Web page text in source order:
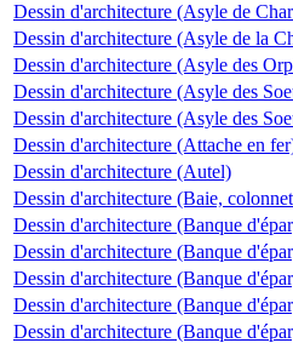
Dessin d'architecture (Asyle de
Dessin d'architecture (Asyle de la
Dessin d'architecture (Asyle des
Dessin d'architecture (Asyle des
Dessin d'architecture (Asyle des
Dessin d'architecture (Attache en
Dessin d'architecture (Autel)
Dessin d'architecture (Baie,
Dessin d'architecture (Banque
Dessin d'architecture (Banque
Dessin d'architecture (Banque
Dessin d'architecture (Banque
Dessin d'architecture (Banque